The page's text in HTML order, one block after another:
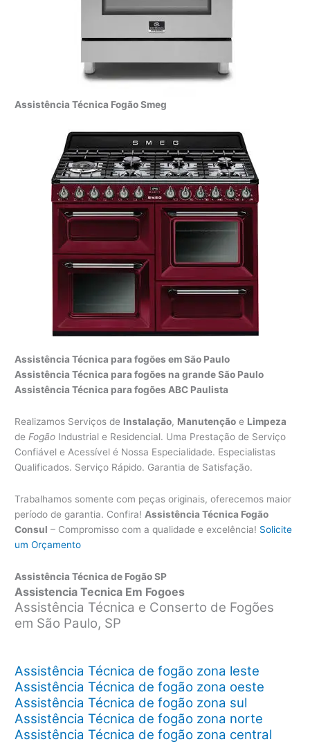
Assistência Técnica Fogão Smeg
Assistência Técnica para fogões em São Paulo
Assistência Técnica para fogões na grande São Paulo
Assistência Técnica para fogões ABC Paulista
Realizamos Serviços de Instalação, Manutenção e Limpeza
de Fogão Industrial e Residencial. Uma Prestação de Serviço
Confiável e Acessível é Nossa Especialidade. Especialistas
Qualificados. Serviço Rápido. Garantia de Satisfação.
Trabalhamos somente com peças originais, oferecemos maior
período de garantia. Confira! Assistência Técnica Fogão
Consul – Compromisso com a qualidade e excelência! Solicite
um Orçamento
Assistência Técnica de Fogão SP
Assistencia Tecnica Em Fogoes
Assistência Técnica e Conserto de Fogões
em São Paulo, SP
Assistência Técnica de fogão zona leste
Assistência Técnica de fogão zona oeste
Assistência Técnica de fogão zona sul
Assistência Técnica de fogão zona norte
Assistência Técnica de fogão zona central